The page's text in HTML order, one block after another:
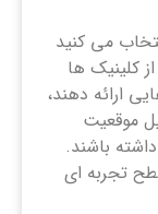
می کنید
کلینیک ‌ها
ارائه دهند،
موقعیت
باشند.
تجربه ای